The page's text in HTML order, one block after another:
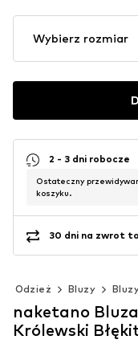
Wybierz rozmiar
2 - 3 dni robocze
Ostateczny
koszyku.
30 dni na zwrot
Odzież Bluzy
naketano
Królewski